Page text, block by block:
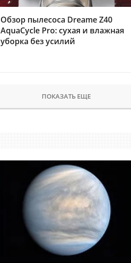
Обзор пылесоса Dreame Z40
AquaCycle Pro: сухая и влажная
уборка без усилий
ПОКАЗАТЬ ЕЩЕ